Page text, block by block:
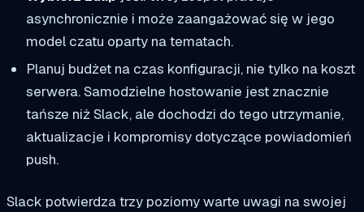
asynchronicznie i może zaangażować się w jego
model czatu oparty na tematach.
Planuj budżet na czas konfiguracji, nie tylko na koszt
serwera. Samodzielne hostowanie jest znacznie
tańsze niż Slack, ale dochodzi do tego utrzymanie,
aktualizacje i kompromisy dotyczące powiadomień
push.
Slack potwierdza trzy poziomy warte uwagi na swojej